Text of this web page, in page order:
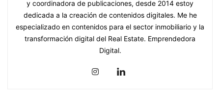
y coordinadora de publicaciones, desde 2014 estoy
dedicada a la creación de contenidos digitales. Me he
especializado en contenidos para el sector inmobiliario y la
transformación digital del Real Estate. Emprendedora
Digital.